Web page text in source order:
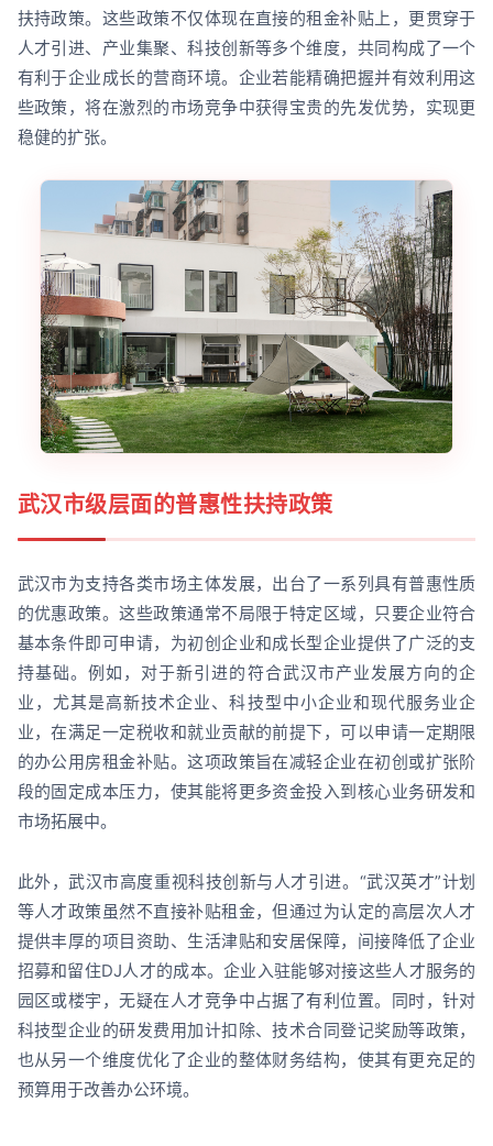
扶持政策。这些政策不仅体现在直接的租金补贴上，更贯穿于
人才引进、产业集聚、科技创新等多个维度，共同构成了一个
有利于企业成长的营商环境。企业若能精确把握并有效利用这
些政策，将在激烈的市场竞争中获得宝贵的先发优势，实现更
稳健的扩张。
武汉市级层面的普惠性扶持政策
武汉市为支持各类市场主体发展，出台了一系列具有普惠性质
的优惠政策。这些政策通常不局限于特定区域，只要企业符合
基本条件即可申请，为初创企业和成长型企业提供了广泛的支
持基础。例如，对于新引进的符合武汉市产业发展方向的企
业，尤其是高新技术企业、科技型中小企业和现代服务业企
业，在满足一定税收和就业贡献的前提下，可以申请一定期限
的办公用房租金补贴。这项政策旨在减轻企业在初创或扩张阶
段的固定成本压力，使其能将更多资金投入到核心业务研发和
市场拓展中。
此外，武汉市高度重视科技创新与人才引进。“武汉英才”计划
等人才政策虽然不直接补贴租金，但通过为认定的高层次人才
提供丰厚的项目资助、生活津贴和安居保障，间接降低了企业
招募和留住DJ人才的成本。企业入驻能够对接这些人才服务的
园区或楼宇，无疑在人才竞争中占据了有利位置。同时，针对
科技型企业的研发费用加计扣除、技术合同登记奖励等政策，
也从另一个维度优化了企业的整体财务结构，使其有更充足的
预算用于改善办公环境。